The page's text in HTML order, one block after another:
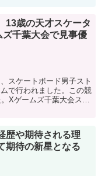
13歳の天才スケータ
ズ千葉大会で見事優
スケートボード男子スト
で行われました。この競
Xゲームズ千葉大会スケ
歴や期待される理
期待の新星となる